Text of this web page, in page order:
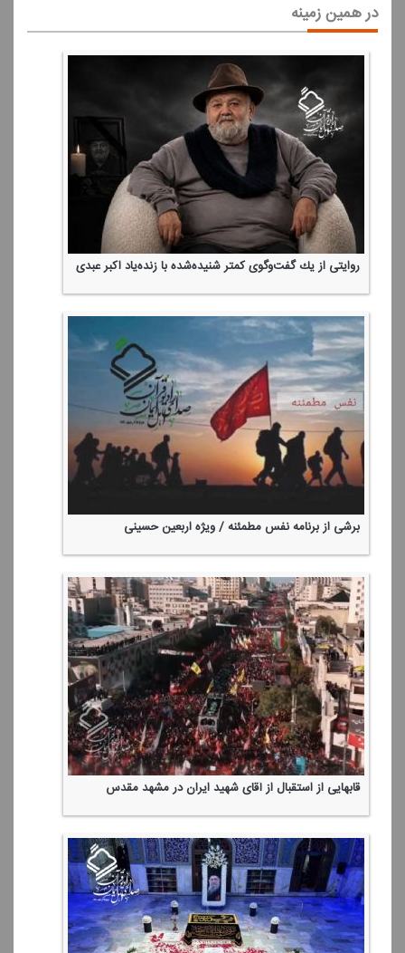
در همین زمینه
روایتی از یك گفت‌وگوی كمتر شنیده‌شده با زنده‌یاد اكبر عبدی
برشی از برنامه نفس مطمئنه / ویژه اربعین حسینی
قابهایی از استقبال از آقای شهید ایران در مشهد مقدس